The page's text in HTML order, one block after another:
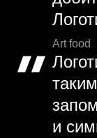
Art food
и